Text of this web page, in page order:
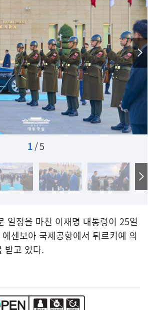
1/5
일정을 마친 이재명 대통령이 25일
센보아 국제공항에서 튀르키예 의
받고 있다.